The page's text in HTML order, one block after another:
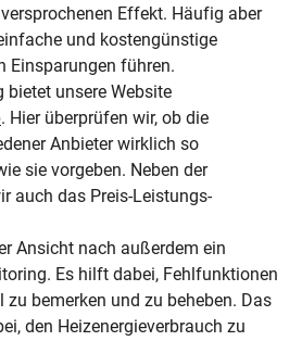
Effekt. Häufig aber
und kostengünstige
Einsparungen führen.
bietet unsere Website
. Hier überprüfen wir, ob die
Anbieter wirklich so
sie vorgeben. Neben der
auch das Preis-Leistungs-
Ansicht nach außerdem ein
Es hilft dabei, Fehlfunktionen
bemerken und zu beheben. Das
den Heizenergieverbrauch zu